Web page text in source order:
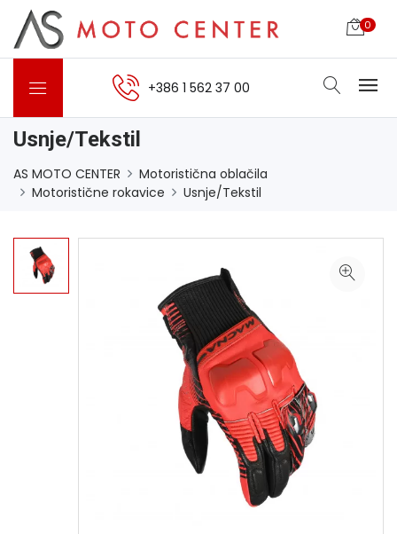
0
+386 1 562 37 00
Usnje/Tekstil
AS MOTO CENTER
Motoristična oblačila
Motoristične rokavice
Usnje/Tekstil